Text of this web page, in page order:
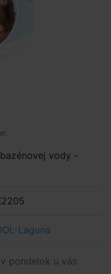
vody -
Laguna
v pondelok u vás